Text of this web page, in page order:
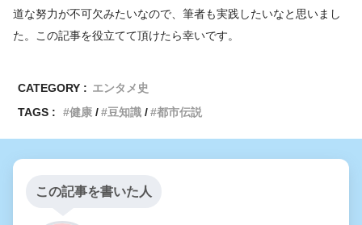
道な努力が不可欠みたいなので、筆者も実践したいなと思いまし
た。この記事を役立てて頂けたら幸いです。
CATEGORY : エンタメ史
TAGS :
健康 豆知識 都市伝説
この記事を書いた人